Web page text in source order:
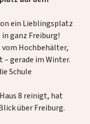
ein Lieblingsplatz
ganz Freiburg!
Hochbehälter,
– gerade im Winter.
Schule
8 reinigt, hat
über Freiburg.